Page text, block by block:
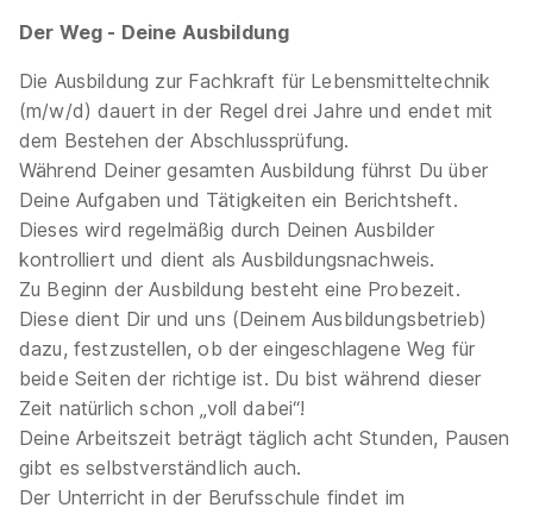
1.098 € pro Monat
Schnellbewerbung
Fachkraft für Lebensmitteltechnik (m/w/d)
Celler Land Frischgeflügel GmbH & Co. KG & Emsland
Frischgeflügel GmbH
01.08.2027
29323 Wietze (u.a.)
Neu Schnellbewerbung
Der Weg - Deine Ausbildung
Die Ausbildung zur Fachkraft für Lebensmitteltechnik
(m/w/d) dauert in der Regel drei Jahre und endet mit
dem Bestehen der Abschlussprüfung.
Während Deiner gesamten Ausbildung führst Du über
Deine Aufgaben und Tätigkeiten ein Berichtsheft.
Dieses wird regelmäßig durch Deinen Ausbilder
kontrolliert und dient als Ausbildungsnachweis.
Zu Beginn der Ausbildung besteht eine Probezeit.
Diese dient Dir und uns (Deinem Ausbildungsbetrieb)
dazu, festzustellen, ob der eingeschlagene Weg für
beide Seiten der richtige ist. Du bist während dieser
Zeit natürlich schon „voll dabei“!
Deine Arbeitszeit beträgt täglich acht Stunden, Pausen
gibt es selbstverständlich auch.
Der Unterricht in der Berufsschule findet im